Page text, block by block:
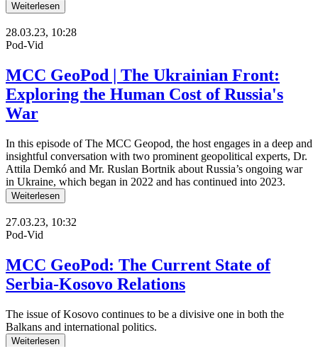
Weiterlesen
28.03.23, 10:28
Pod-Vid
MCC GeoPod | The Ukrainian Front:
Exploring the Human Cost of Russia's
War
In this episode of The MCC Geopod, the host engages in a deep and
insightful conversation with two prominent geopolitical experts, Dr.
Attila Demkó and Mr. Ruslan Bortnik about Russia’s ongoing war
in Ukraine, which began in 2022 and has continued into 2023.
Weiterlesen
27.03.23, 10:32
Pod-Vid
MCC GeoPod: The Current State of
Serbia-Kosovo Relations
The issue of Kosovo continues to be a divisive one in both the
Balkans and international politics.
Weiterlesen